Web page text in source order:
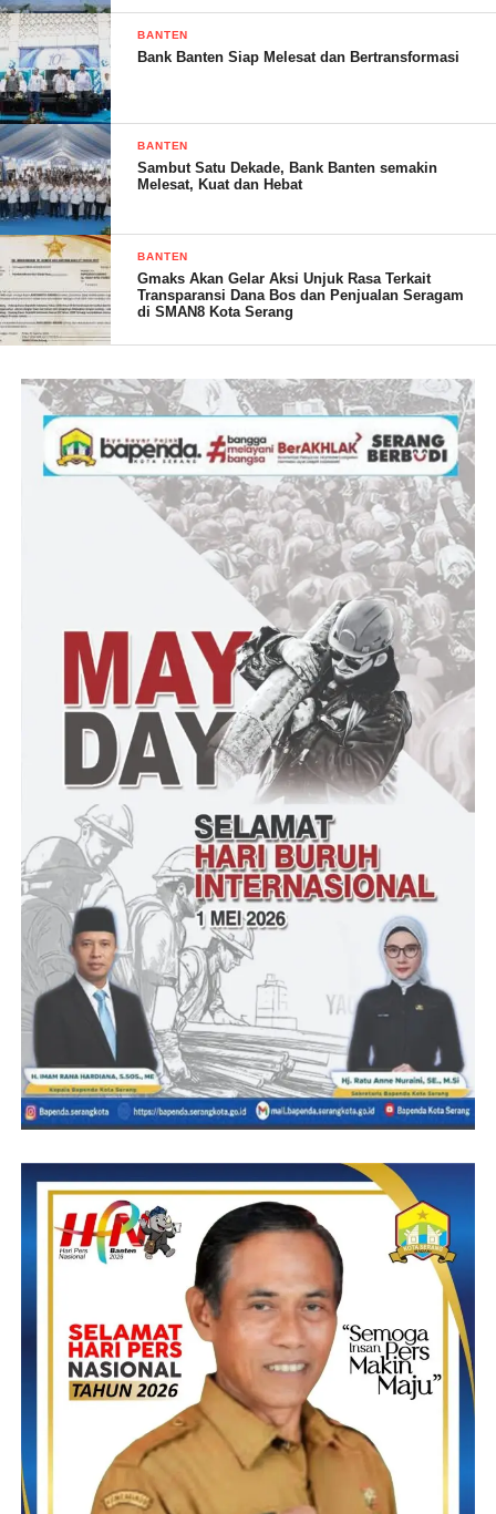
“Terciptanya kondisi keamanan yang kondusif, sangat
diharapkan oleh seluruh komponen masyarakat dan seluruh
aparatur pemerintah khususny di wilayah hukum Koramil 2305
kecamatan Cinangka, mari kita dukung kesuksesan pemilu 2024
mendatang,” ajaknya
“Dimana peran TNI dalam pemilu mendatang adalah
mendukung tercapainya stabilitas keamanan dan ketertiban
dalam menyongsong pilkada serentak tahun 2024 berjalan secara
kondusif, aman dan berjalan sesuai aturan yang berlaku,”
tutupnya
Romli/4111 – Red G
Post Views: 13
BANTEN
Bank Banten Siap Melesat dan Bertransformasi
BANTEN
Sambut Satu Dekade, Bank Banten semakin
Melesat, Kuat dan Hebat
BANTEN
Gmaks Akan Gelar Aksi Unjuk Rasa Terkait
Transparansi Dana Bos dan Penjualan Seragam
di SMAN8 Kota Serang